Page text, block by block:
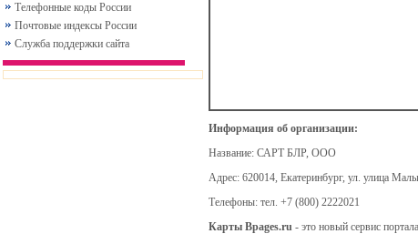
Телефонные коды России
Почтовые индексы России
Служба поддержки сайта
Информация об организации:
Название: САРТ БЛР, ООО
Адрес: 620014, Екатеринбург, ул. улица
Телефоны: тел. +7 (800) 2222021
Карты Bpages.ru - это новый сервис